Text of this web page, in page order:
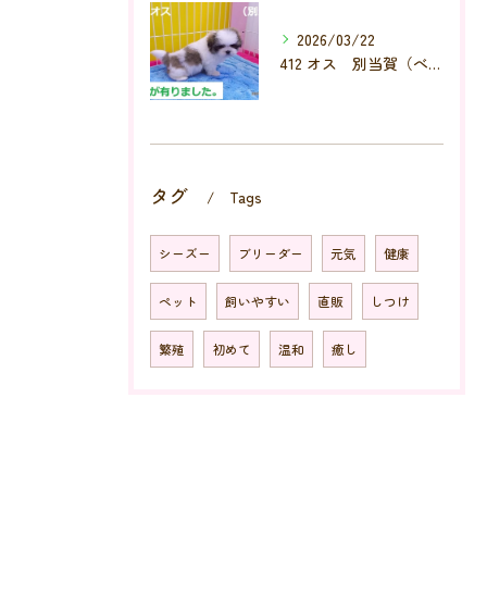
2026/03/22
412 オス 別当賀（べっとが）
タグ Tags
シーズー ブリーダー 元気 健康
ペット 飼いやすい 直販 しつけ
繁殖 初めて 温和 癒し